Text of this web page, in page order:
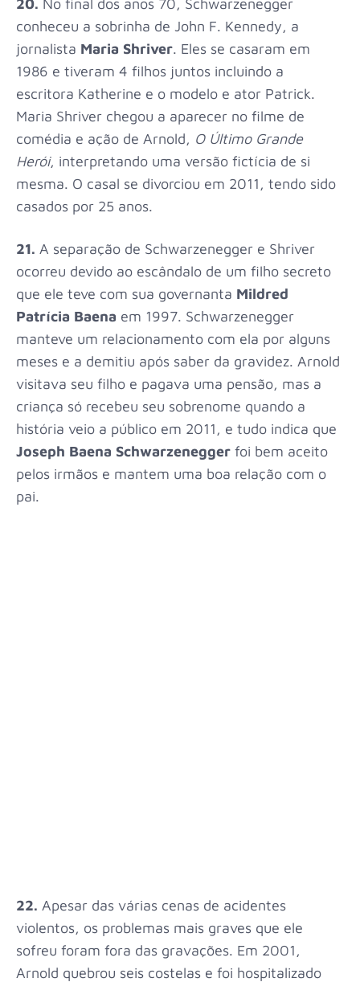
20. No final dos anos 70, Schwarzenegger
conheceu a sobrinha de John F. Kennedy, a
jornalista Maria Shriver. Eles se casaram em
1986 e tiveram 4 filhos juntos incluindo a
escritora Katherine e o modelo e ator Patrick.
Maria Shriver chegou a aparecer no filme de
comédia e ação de Arnold, O Último Grande
Herói, interpretando uma versão fictícia de si
mesma. O casal se divorciou em 2011, tendo sido
casados por 25 anos.
21. A separação de Schwarzenegger e Shriver
ocorreu devido ao escândalo de um filho secreto
que ele teve com sua governanta Mildred
Patrícia Baena em 1997. Schwarzenegger
manteve um relacionamento com ela por alguns
meses e a demitiu após saber da gravidez. Arnold
visitava seu filho e pagava uma pensão, mas a
criança só recebeu seu sobrenome quando a
história veio a público em 2011, e tudo indica que
Joseph Baena Schwarzenegger foi bem aceito
pelos irmãos e mantem uma boa relação com o
pai.
22. Apesar das várias cenas de acidentes
violentos, os problemas mais graves que ele
sofreu foram fora das gravações. Em 2001,
Arnold quebrou seis costelas e foi hospitalizado